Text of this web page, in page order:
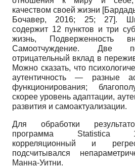
качеством своей жизни [
Бочавер, 2016; 25; 27].
содержит 12 пунктов и три
жизнь, Подверженность
Самоотчуждение. Две
отрицательный вклад в
Можно сказать, что
аутентичность — разные
функционирования;
скорее уровень адаптации,
развития и самоактуализации.
Для обработки
программа Statistica
корреляционный и
подсчитывался
Манна-Уитни.